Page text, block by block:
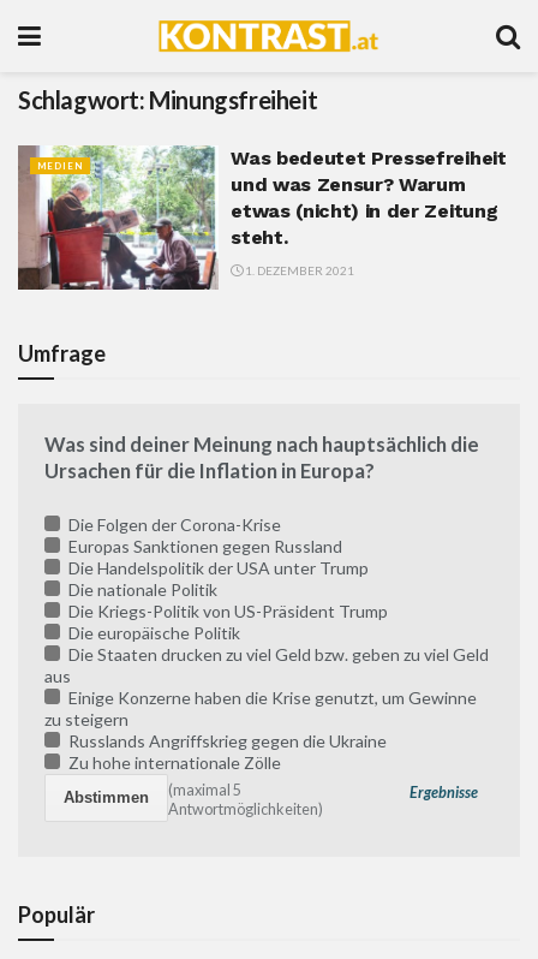
Schlagwort: Minungsfreiheit
MEDIEN
Was bedeutet Pressefreiheit
und was Zensur? Warum
etwas (nicht) in der Zeitung
steht.
1. DEZEMBER 2021
Umfrage
Was sind deiner Meinung nach hauptsächlich die
Ursachen für die Inflation in Europa?
Die Folgen der Corona-Krise
Europas Sanktionen gegen Russland
Die Handelspolitik der USA unter Trump
Die nationale Politik
Die Kriegs-Politik von US-Präsident Trump
Die europäische Politik
Die Staaten drucken zu viel Geld bzw. geben zu viel Geld
aus
Einige Konzerne haben die Krise genutzt, um Gewinne
zu steigern
Russlands Angriffskrieg gegen die Ukraine
Zu hohe internationale Zölle
Ergebnisse
(maximal 5
Antwortmöglichkeiten)
Populär